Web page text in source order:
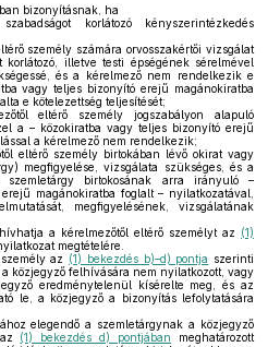
bizonyításnak, ha
korlátozó kényszerintézkedés
személy számára orvosszakértői vizsgálat
korlátozó, illetve testi épségének sérelmével
és a kérelmező nem rendelkezik e
vagy teljes bizonyító erejű magánokiratba
e kötelezettség teljesítését;
eltérő személy jogszabályon alapuló
a – közokiratba vagy teljes bizonyító erejű
a kérelmező nem rendelkezik;
eltérő személy birtokában lévő okirat vagy
megfigyelése, vizsgálata szükséges, és a
birtokosának arra irányuló –
magánokiratba foglalt – nyilatkozatával,
megfigyelésének, vizsgálatának
a kérelmezőtől eltérő személyt az (1)
megtételére.
az (1) bekezdés b)–d) pontja szerinti
közjegyző felhívására nem nyilatkozott, vagy
eredménytelenül kísérelte meg, és az
le, a közjegyző a bizonyítás lefolytatására
elegendő a szemletárgynak a közjegyző
(1) bekezdés d) pontjában meghatározott